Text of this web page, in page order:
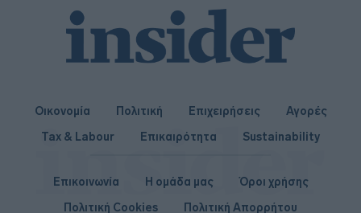
Οικονομία Πολιτική Επιχειρήσεις
Αγορές
Tax & Labour
Επικαιρότητα Sustainability
Επικοινωνία Η ομάδα μας
Όροι χρήσης
Πολιτική Cookies
Πολιτική Απορρήτου